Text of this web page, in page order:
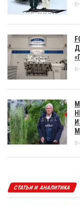
СТАТЬИ И АНАЛИТИКА